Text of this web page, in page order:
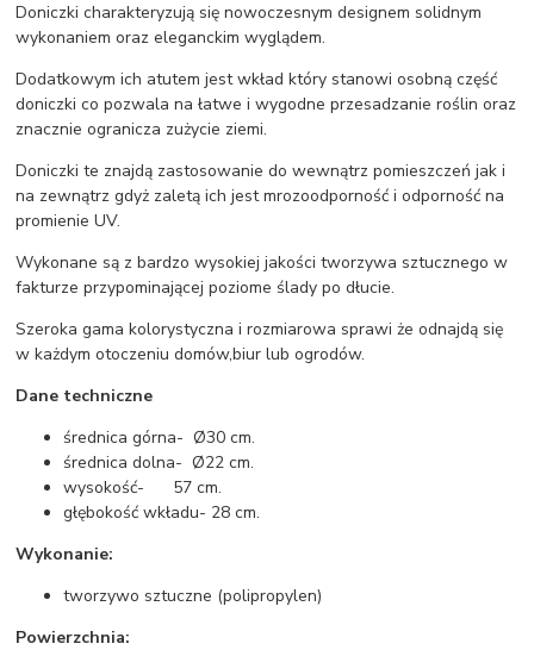
Doniczki charakteryzują się nowoczesnym designem solidnym
wykonaniem oraz eleganckim wyglądem.
Dodatkowym ich atutem jest wkład który stanowi osobną część
doniczki co pozwala na łatwe i wygodne przesadzanie roślin oraz
znacznie ogranicza zużycie ziemi.
Doniczki te znajdą zastosowanie do wewnątrz pomieszczeń jak i
na zewnątrz gdyż zaletą ich jest mrozoodporność i odporność na
promienie UV.
Wykonane są z bardzo wysokiej jakości tworzywa sztucznego w
fakturze przypominającej poziome ślady po dłucie.
Szeroka gama kolorystyczna i rozmiarowa sprawi że odnajdą się
w każdym otoczeniu domów,biur lub ogrodów.
Dane techniczne
średnica górna- Ø30 cm.
średnica dolna- Ø22 cm.
wysokość- 57 cm.
głębokość wkładu- 28 cm.
Wykonanie:
tworzywo sztuczne (polipropylen)
Powierzchnia: